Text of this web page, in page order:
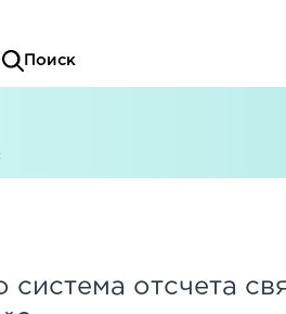
Поиск
система отсчета